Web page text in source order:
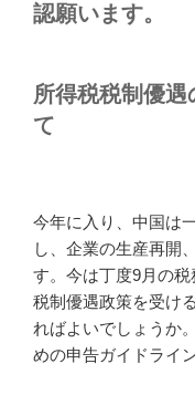
認願います。
所得税税制優
て
今年に入り、中国は
し、企業の生産再開
す。今は丁度9月の
税制優遇政策を受け
ればよいでしょうか
めの申告ガイドライ